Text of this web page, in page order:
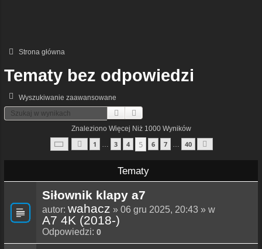
Strona główna
Tematy bez odpowiedzi
Wyszukiwanie zaawansowane
Szukaj
Znaleziono Więcej Niż 1000 Wyników
Strona ZPoprzednia
1 3 4 5 6 7 40
Tematy
Siłownik klapy a7
autor: wahacz » 06 gru 2025, 20:43 » w
A7 4K (2018-)
Odpowiedzi: 0